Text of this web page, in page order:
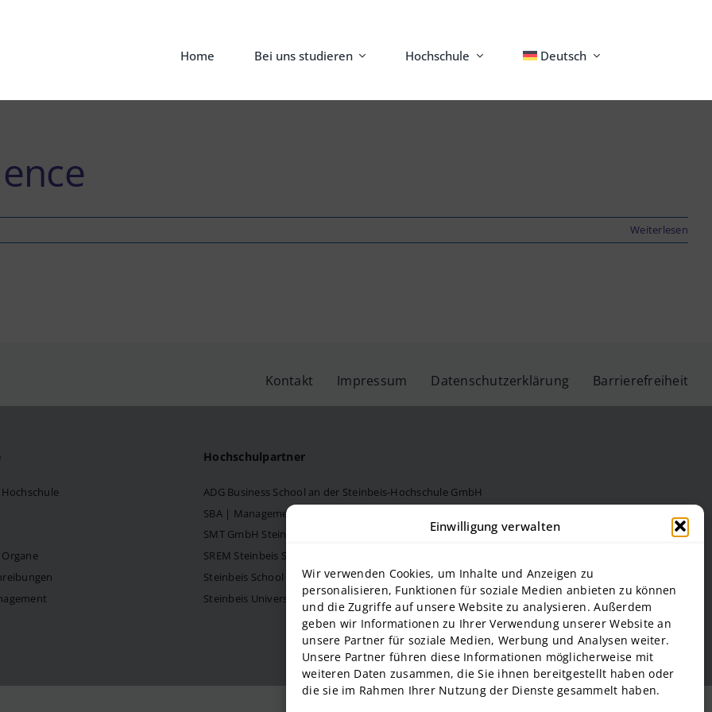
Einwilligung verwalten
Wir verwenden Cookies, um Inhalte und Anzeigen zu
personalisieren, Funktionen für soziale Medien anbieten zu können
und die Zugriffe auf unsere Website zu analysieren. Außerdem
geben wir Informationen zu Ihrer Verwendung unserer Website an
unsere Partner für soziale Medien, Werbung und Analysen weiter.
Unsere Partner führen diese Informationen möglicherweise mit
weiteren Daten zusammen, die Sie ihnen bereitgestellt haben oder
die sie im Rahmen Ihrer Nutzung der Dienste gesammelt haben.
Home Bei uns studieren Hochschule Deutsch
Weiterlesen
Kontakt Impressum Datenschutzerklärung Barrierefreiheit
Hochschulpartner
ADG Business School an der Steinbeis-Hochschule GmbH
SBA | Management School der Steinbeis Hochschule
SMT GmbH Steinbeis School of Management and Technology
SREM Steinbeis School für Real Estate and Management gGmbH
Steinbeis School of International Business and Entrepreneurship (SIBE) GmbH
Steinbeis University – Schools of Next Practices GmbH